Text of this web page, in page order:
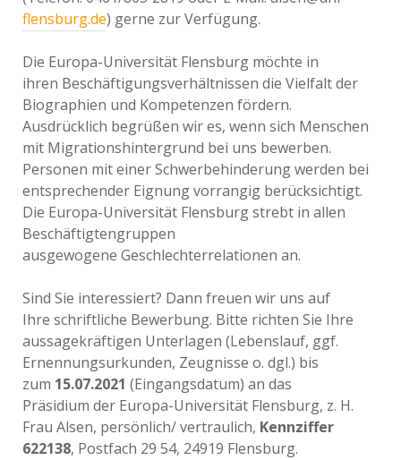
flensburg.de) gerne zur Verfügung.
Die Europa-Universität Flensburg möchte in
ihren Beschäftigungsverhältnissen die Vielfalt der
Biographien und Kompetenzen fördern.
Ausdrücklich begrüßen wir es, wenn sich Menschen
mit Migrationshintergrund bei uns bewerben.
Personen mit einer Schwerbehinderung werden bei
entsprechender Eignung vorrangig berücksichtigt.
Die Europa-Universität Flensburg strebt in allen
Beschäftigtengruppen
ausgewogene Geschlechterrelationen an.
Sind Sie interessiert? Dann freuen wir uns auf
Ihre schriftliche Bewerbung. Bitte richten Sie Ihre
aussagekräftigen Unterlagen (Lebenslauf, ggf.
Ernennungsurkunden, Zeugnisse o. dgl.) bis
zum 15.07.2021 (Eingangsdatum) an das
Präsidium der Europa-Universität Flensburg, z. H.
Frau Alsen, persönlich/ vertraulich, Kennziffer
622138, Postfach 29 54, 24919 Flensburg.